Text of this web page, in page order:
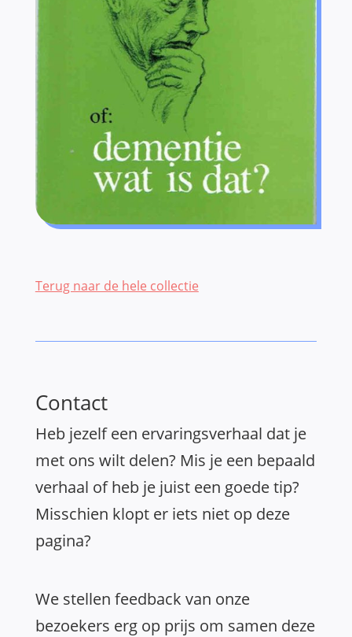
Terug naar de hele collectie
Contact
Heb jezelf een ervaringsverhaal dat je
met ons wilt delen? Mis je een bepaald
verhaal of heb je juist een goede tip?
Misschien klopt er iets niet op deze
pagina?
We stellen feedback van onze
bezoekers erg op prijs om samen deze